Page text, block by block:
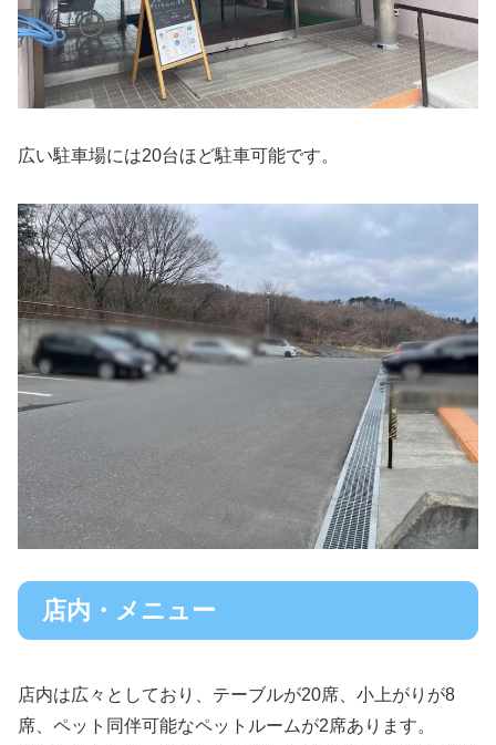
広い駐車場には20台ほど駐車可能です。
店内・メニュー
店内は広々としており、テーブルが20席、小上がりが8
席、ペット同伴可能なペットルームが2席あります。